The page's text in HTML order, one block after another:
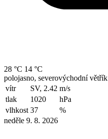
28 °C 14 °C
polojasno, severovýchodní větřík
vítr
SV, 2.42 m/s
tlak
1020
hPa
vlhkost 37
%
neděle 9. 8. 2026